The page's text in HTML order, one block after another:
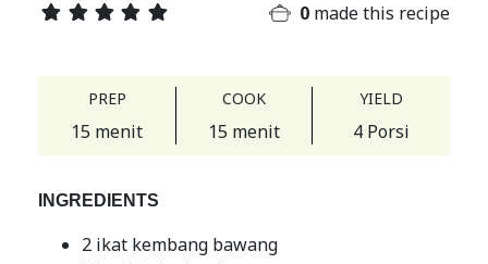
0 made this recipe
PREP
15 menit
COOK
15 menit
YIELD
4 Porsi
INGREDIENTS
2 ikat kembang bawang